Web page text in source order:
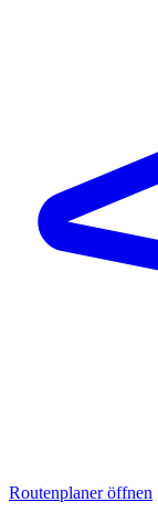
Routenplaner öffnen